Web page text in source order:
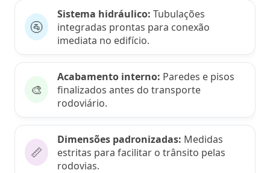
🚰
Sistema hidráulico: Tubulações
integradas prontas para conexão
imediata no edifício.
🎨
Acabamento interno: Paredes e pisos
finalizados antes do transporte
rodoviário.
📏
Dimensões padronizadas: Medidas
estritas para facilitar o trânsito pelas
rodovias.